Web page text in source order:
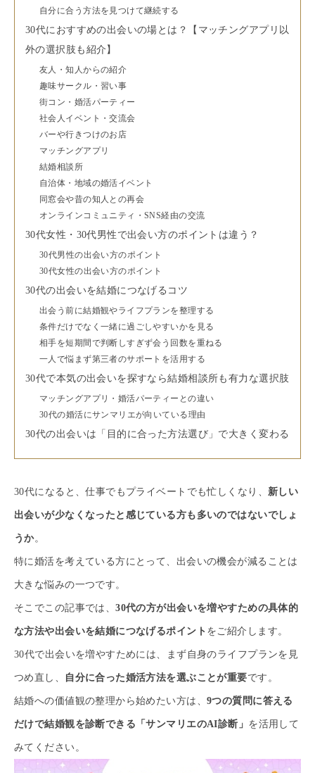
自分に合う方法を見つけて継続する
30代におすすめの出会いの場とは？【マッチングアプリ以
外の選択肢も紹介】
友人・知人からの紹介
趣味サークル・習い事
街コン・婚活パーティー
社会人イベント・交流会
バーや行きつけのお店
マッチングアプリ
結婚相談所
自治体・地域の婚活イベント
同窓会や昔の知人との再会
オンラインコミュニティ・SNS経由の交流
30代女性・30代男性で出会い方のポイントは違う？
30代男性の出会い方のポイント
30代女性の出会い方のポイント
30代の出会いを結婚につなげるコツ
出会う前に結婚観やライフプランを整理する
条件だけでなく一緒に過ごしやすいかを見る
相手を短期間で判断しすぎず会う回数を重ねる
一人で悩まず第三者のサポートを活用する
30代で本気の出会いを探すなら結婚相談所も有力な選択肢
マッチングアプリ・婚活パーティーとの違い
30代の婚活にサンマリエが向いている理由
30代の出会いは「目的に合った方法選び」で大きく変わる
30代になると、仕事でもプライベートでも忙しくなり、 新しい
出会いが少なくなったと感じている方も多いのではないでしょ
うか。
特に婚活を考えている方にとって、出会いの機会が減ることは
大きな悩みの一つです。
そこでこの記事では、30代の方が出会いを増やすための具体的
な方法や出会いを結婚につなげるポイント をご紹介します。
30代で出会いを増やすためには、まず自身のライフプランを見
つめ直し、 自分に合った婚活方法を選ぶことが重要です。
結婚への価値観の整理から始めたい方は、 9つの質問に答える
だけで結婚観を診断できる「サンマリエのAI診断」 を活用して
みてください。